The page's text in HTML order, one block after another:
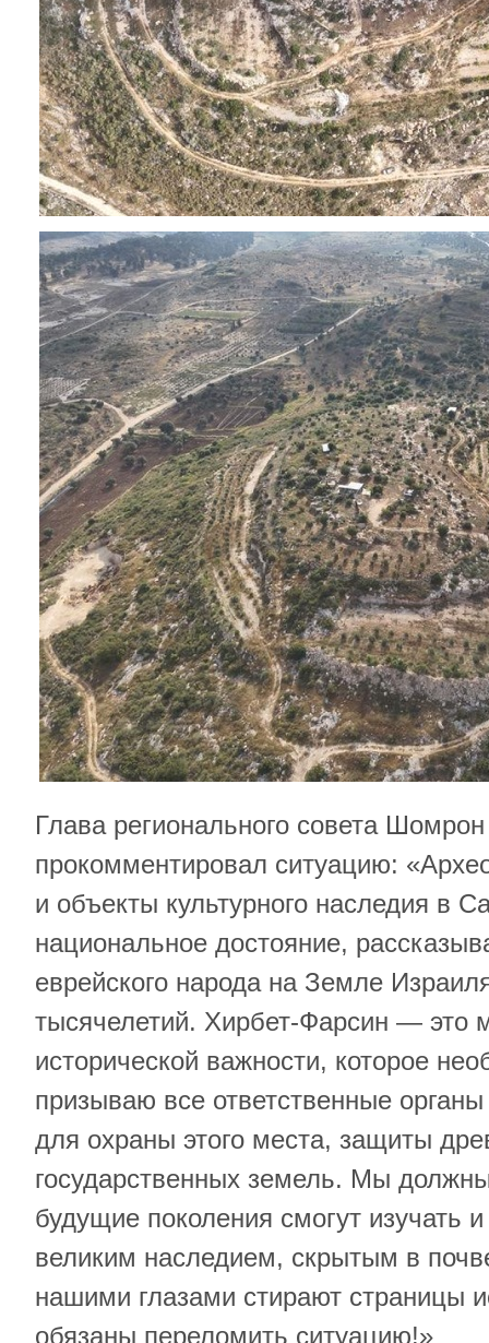
Глава регионального совета
прокомментировал ситуацию:
и объекты культурного наследия в
национальное достояние,
еврейского народа на Земле
тысячелетий. Хирбет-Фарсин — это
исторической важности, которое
призываю все ответственные
для охраны этого места, защиты
государственных земель. Мы
будущие поколения смогут изучать
великим наследием, скрытым в
нашими глазами стирают страницы
обязаны переломить ситуацию!»